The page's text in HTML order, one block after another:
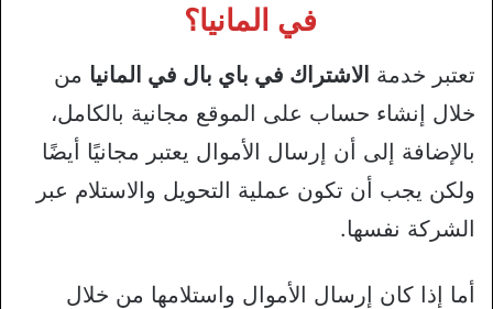
في المانيا؟
تعتبر خدمة الاشتراك في باي بال في المانيا من
خلال إنشاء حساب على الموقع مجانية بالكامل،
بالإضافة إلى أن إرسال الأموال يعتبر مجانيًا أيضًا
ولكن يجب أن تكون عملية التحويل والاستلام عبر
الشركة نفسها.
أما إذا كان إرسال الأموال واستلامها من خلال